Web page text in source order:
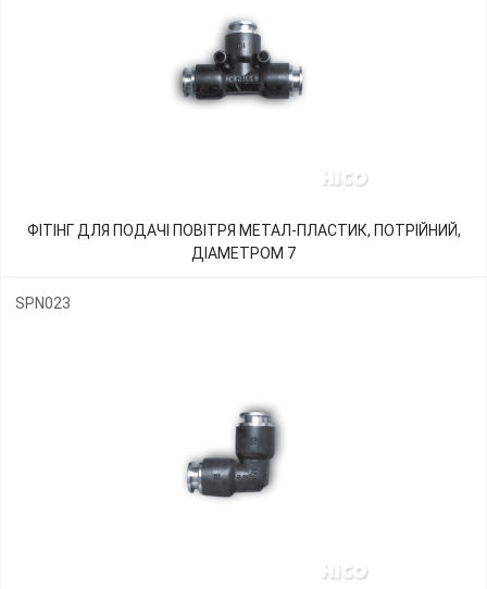
ФІТІНГ ДЛЯ ПОДАЧІ ПОВІТРЯ МЕТАЛ-ПЛАСТИК, ПОТРІЙНИЙ,
ДІАМЕТРОМ 7
SPN023